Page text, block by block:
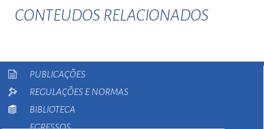
CONTEUDOS RELACIONADOS
PUBLICAÇÕES
REGULAÇÕES E NORMAS
BIBLIOTECA